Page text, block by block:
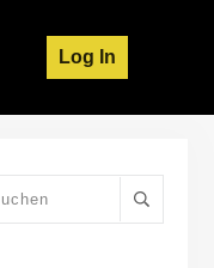
Log In